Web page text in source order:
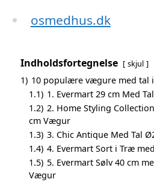
osmedhus.dk
Indholdsfortegnelse skjul
1) 10 populære vægure med tal
1.1) 1. Evermart 29 cm Med
1.2) 2. Home Styling
cm Vægur
1.3) 3. Chic Antique Med Tal
1.4) 4. Evermart Sort i Træ
1.5) 5. Evermart Sølv 40 cm
Vægur